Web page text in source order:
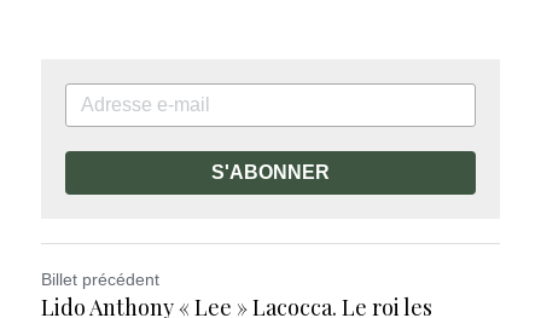
S'ABONNER
Billet précédent
Lido Anthony « Lee » Lacocca. Le roi les